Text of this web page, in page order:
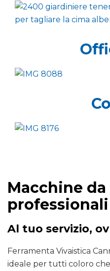
Macchine
professionali
Al tuo servizio,
Ferramenta Vivaistica
ideale per tutti coloro